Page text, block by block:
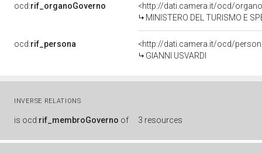
ocd:rif_organoGoverno
<http://dati.camera.it/ocd/
MINISTERO DEL TURISMO E
ocd:rif_persona
<http://dati.camera.it/ocd/
GIANNI USVARDI
INVERSE RELATIONS
is ocd:rif_membroGoverno of 3 resources